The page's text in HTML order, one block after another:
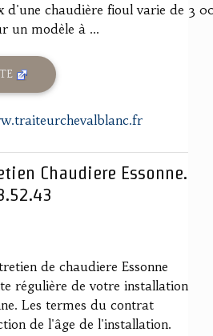
d'une chaudière fioul varie de 3
un modèle à ...
Chaudiere Essonne.
de chaudiere Essonne
régulière de votre installation
Les termes du contrat
de l'âge de l'installation.